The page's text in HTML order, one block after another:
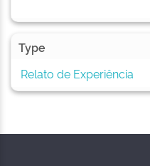
Type
Relato de Experiência